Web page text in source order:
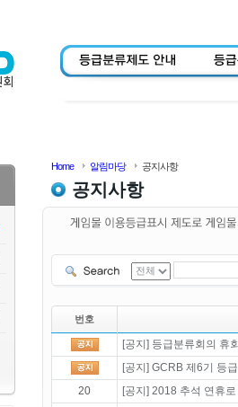
Home 알림마당 공지사항
공지사항
번호
[공지] 등급분류회의 휴
[공지] GCRB 제6기 등
20
[공지] 2018 추석 연휴